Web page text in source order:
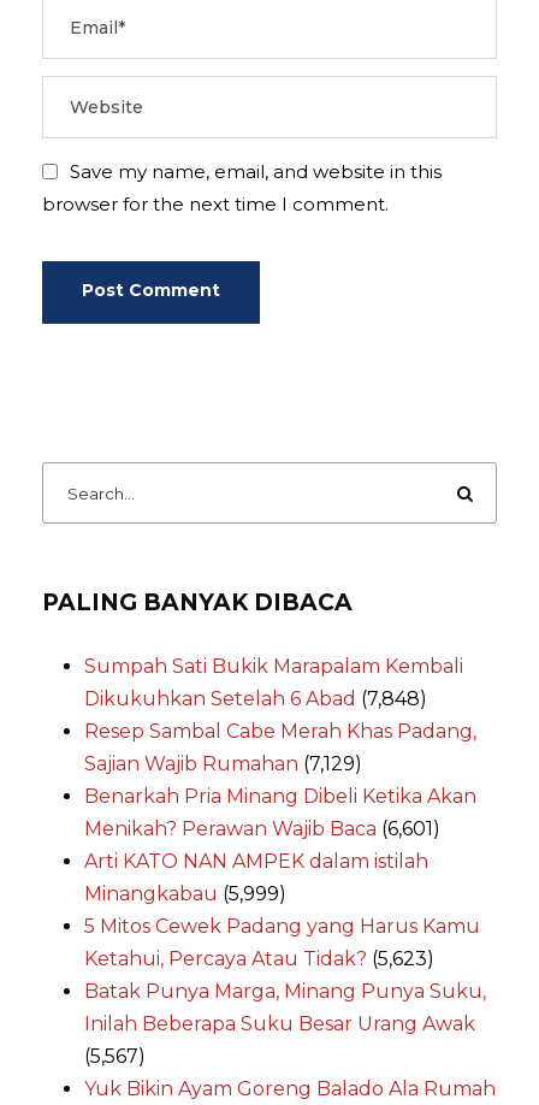
Save my name, email, and website in this
browser for the next time I comment.
PALING BANYAK DIBACA
Sumpah Sati Bukik Marapalam Kembali
Dikukuhkan Setelah 6 Abad (7,848)
Resep Sambal Cabe Merah Khas Padang,
Sajian Wajib Rumahan (7,129)
Benarkah Pria Minang Dibeli Ketika Akan
Menikah? Perawan Wajib Baca (6,601)
Arti KATO NAN AMPEK dalam istilah
Minangkabau (5,999)
5 Mitos Cewek Padang yang Harus Kamu
Ketahui, Percaya Atau Tidak? (5,623)
Batak Punya Marga, Minang Punya Suku,
Inilah Beberapa Suku Besar Urang Awak
(5,567)
Yuk Bikin Ayam Goreng Balado Ala Rumah